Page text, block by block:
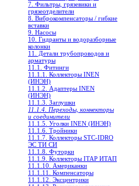
7. Фильтры, грязевики и
грязеотделители
8. Виброкомпенсаторы / гибкие
вставки
9. Насосы
10. Гидранты и водоразборные
колонки
11. Детали трубопроводов и
арматуры
11.1. Фитинги
11.1.1. Коллекторы INEN
(ИНЭН)
11.1.2. Адаптеры INEN
(ИНЭН)
11.1.3. Заглушки
11.1.4. Переходы, коннекторы
и соединители
11.1.5. Уголки INEN (ИНЭН)
11.1.6. Тройники
11.1.7. Коллекторы STC-IDRO
ЭС ТИ СИ
11.1.8. Футорки
11.1.9. Коллекторы ITAP ИТАП
11.1.10. Американки
11.1.11. Компенсаторы
11.1.12. Эксцентрики